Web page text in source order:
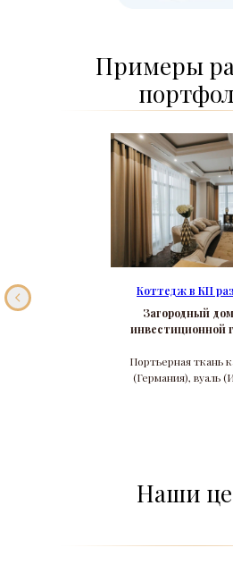
Примеры
Коттедж в КП
Загородный
инвестиционной
Портьерная ткань
(Германия), вуаль
Наши